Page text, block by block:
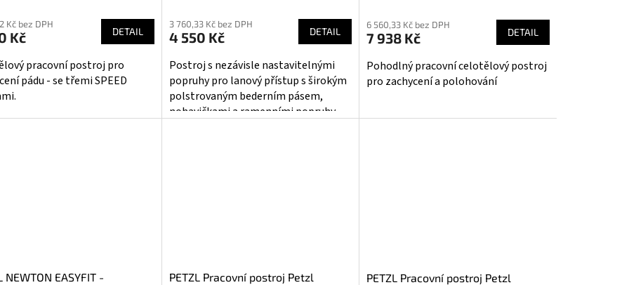
Kč bez DPH
Kč DETAIL
pracovní postroj pro
pádu - se třemi SPEED
produktu
je
5,0
z
5
hvězdiček.
3 760,33 Kč bez DPH
4 550 Kč DETAIL
Postroj s nezávisle nastavitelnými
popruhy pro lanový přístup s širokým
polstrovaným bederním pásem,
nohavičkami a ramenními popruhy.
produktu
je
5,0
z
6 560,33 Kč bez DPH
7 938 Kč DETAIL
Pohodlný pracovní celotělový postroj
pro zachycení a polohování
NEWTON EASYFIT -
PETZL Pracovní postroj Petzl
PETZL Pracovní postroj Petzl